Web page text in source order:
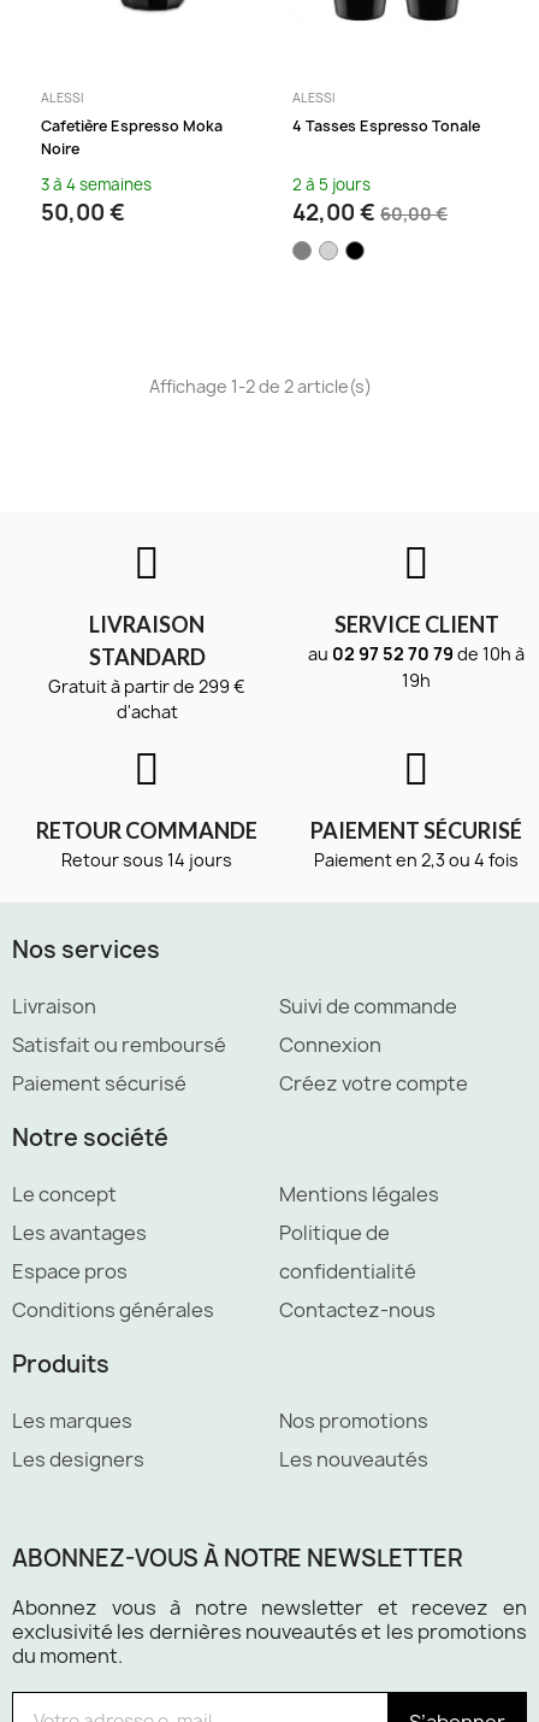
ALESSI
Cafetière Espresso Moka
Noire
3 à 4 semaines
50,00 €
ALESSI
4 Tasses Espresso Tonale
2 à 5 jours
42,00 € 60,00 €
Affichage 1-2 de 2 article(s)
LIVRAISON
STANDARD
Gratuit à partir de 299 €
d'achat
SERVICE CLIENT
au 02 97 52 70 79 de 10h à
19h
RETOUR COMMANDE
Retour sous 14 jours
PAIEMENT SÉCURISÉ
Paiement en 2,3 ou 4 fois
Nos services
Livraison
Satisfait ou remboursé
Paiement sécurisé
Suivi de commande
Connexion
Créez votre compte
Notre société
Le concept
Les avantages
Espace pros
Conditions générales
Mentions légales
Politique de
confidentialité
Contactez-nous
Produits
Les marques
Les designers
Nos promotions
Les nouveautés
ABONNEZ-VOUS À NOTRE NEWSLETTER
Abonnez vous à notre newsletter et recevez en
exclusivité les dernières nouveautés et les promotions
du moment.